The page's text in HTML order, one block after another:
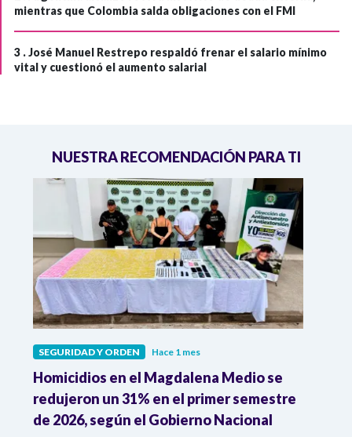
mientras que Colombia salda obligaciones con el FMI
3 .José Manuel Restrepo respaldó frenar el salario mínimo
vital y cuestionó el aumento salarial
NUESTRA RECOMENDACIÓN PARA TI
SEGURIDAD Y ORDEN Hace 1 mes
Homicidios en el Magdalena Medio se
redujeron un 31% en el primer semestre
de 2026, según el Gobierno Nacional